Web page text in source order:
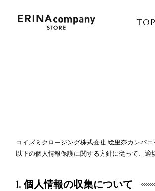
TOP
コイズミクロージング株式会社 絵里奈カンパ
以下の個人情報保護に関する方針に従って、適
1. 個人情報の収集について